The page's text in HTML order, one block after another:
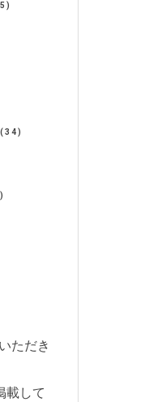
(34)
ただき
載して